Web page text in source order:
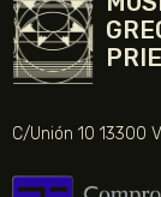
C/Unión 10 13300